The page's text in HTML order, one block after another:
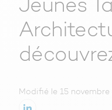
Jeunes
Modifié le 15 novembre